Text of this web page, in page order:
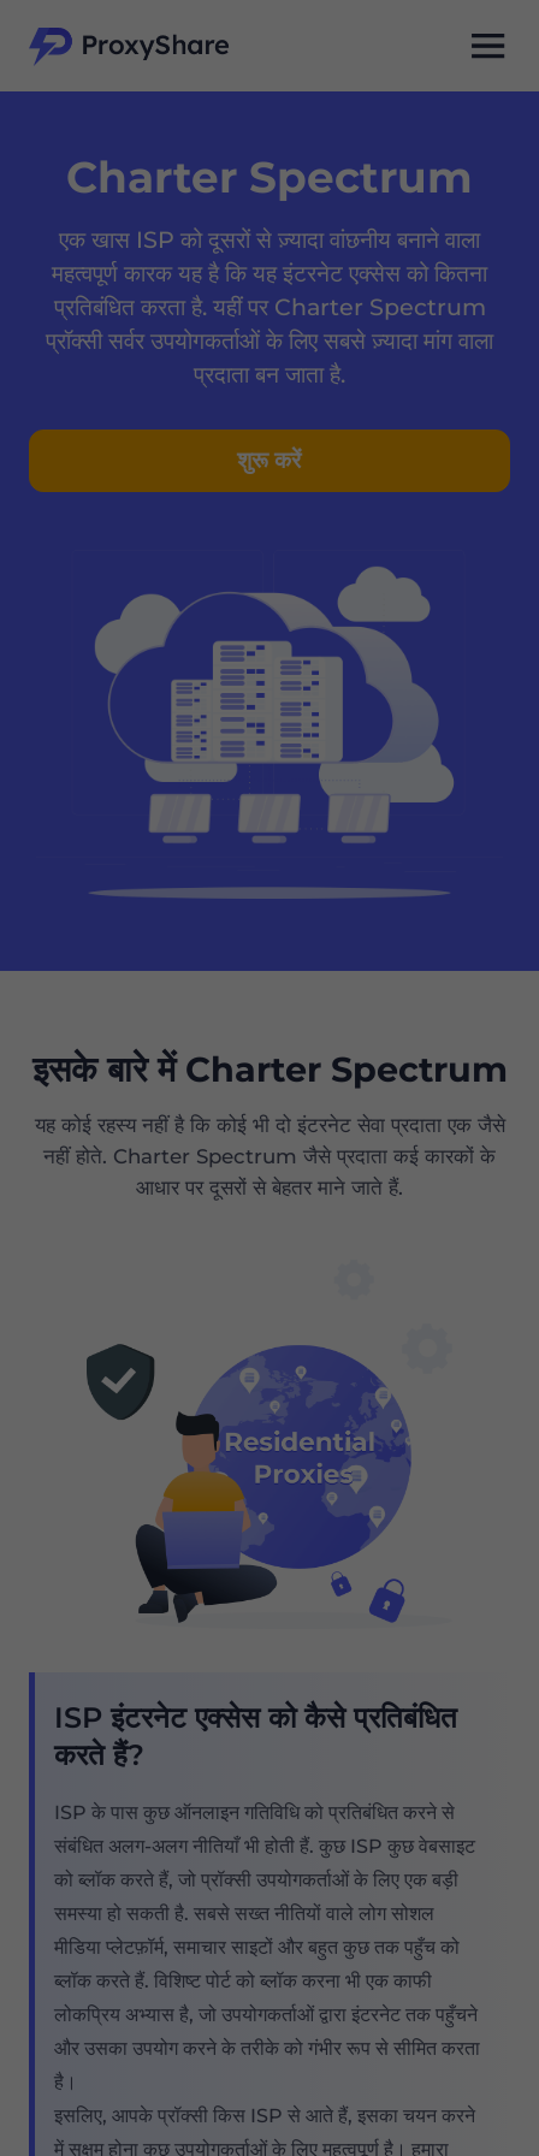
Charter Spectrum
एक खास ISP को दूसरों से ज़्यादा वांछनीय बनाने वाला
महत्वपूर्ण कारक यह है कि यह इंटरनेट एक्सेस को कितना
प्रतिबंधित करता है. यहीं पर Charter Spectrum
प्रॉक्सी सर्वर उपयोगकर्ताओं के लिए सबसे ज़्यादा मांग वाला
प्रदाता बन जाता है.
शुरू करें
इसके बारे में Charter Spectrum
यह कोई रहस्य नहीं है कि कोई भी दो इंटरनेट सेवा प्रदाता एक जैसे
नहीं होते. Charter Spectrum जैसे प्रदाता कई कारकों के
आधार पर दूसरों से बेहतर माने जाते हैं.
ISP इंटरनेट एक्सेस को कैसे प्रतिबंधित
करते हैं?
ISP के पास कुछ ऑनलाइन गतिविधि को प्रतिबंधित करने से
संबंधित अलग-अलग नीतियाँ भी होती हैं. कुछ ISP कुछ वेबसाइट
को ब्लॉक करते हैं, जो प्रॉक्सी उपयोगकर्ताओं के लिए एक बड़ी
समस्या हो सकती है. सबसे सख्त नीतियों वाले लोग सोशल
मीडिया प्लेटफ़ॉर्म, समाचार साइटों और बहुत कुछ तक पहुँच को
ब्लॉक करते हैं. विशिष्ट पोर्ट को ब्लॉक करना भी एक काफी
लोकप्रिय अभ्यास है, जो उपयोगकर्ताओं द्वारा इंटरनेट तक पहुँचने
और उसका उपयोग करने के तरीके को गंभीर रूप से सीमित करता
है।
इसलिए, आपके प्रॉक्सी किस ISP से आते हैं, इसका चयन करने
में सक्षम होना कुछ उपयोगकर्ताओं के लिए महत्वपूर्ण है। हमारा